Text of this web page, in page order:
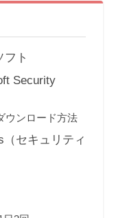
ト
Security
ウンロード方法
セキュリティ